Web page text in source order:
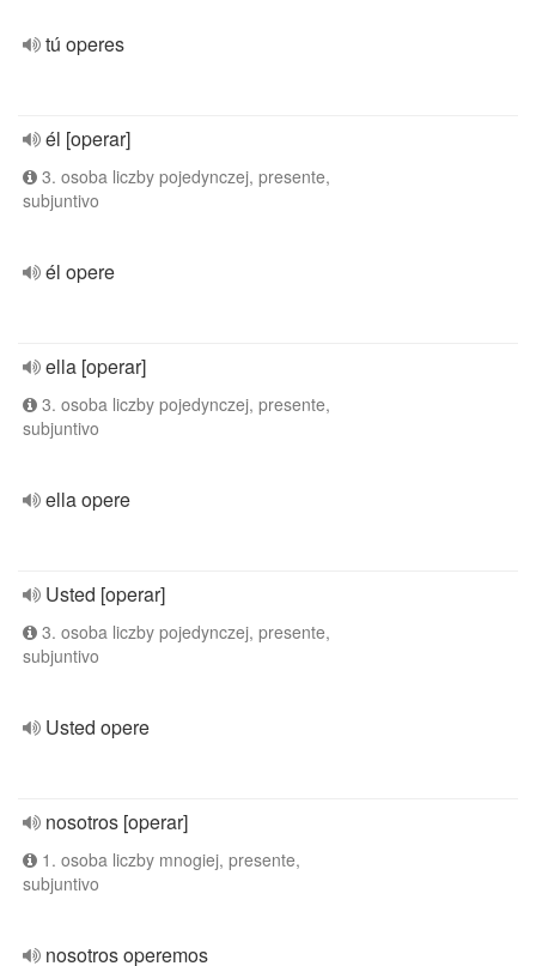
tú operes
él [operar]
3. osoba liczby pojedynczej, presente,
subjuntivo
él opere
ella [operar]
3. osoba liczby pojedynczej, presente,
subjuntivo
ella opere
Usted [operar]
3. osoba liczby pojedynczej, presente,
subjuntivo
Usted opere
nosotros [operar]
1. osoba liczby mnogiej, presente,
subjuntivo
nosotros operemos